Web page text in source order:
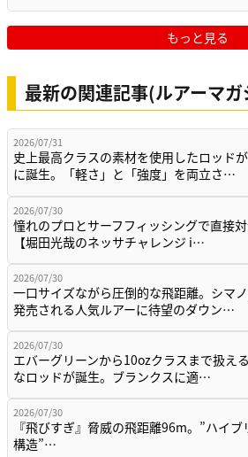
もっと見る
最新の関連記事(ルアーマ
2026/07/31
史上最高クラスの素材を使用したロッド
に誕生。「軽さ」と「強度」を両立さ…
2026/07/30
憧れのプロとサーフフィッシングで直接対
【堀田光哉のネッサチャレンジ i…
2026/07/30
一口サイズながら圧倒的な飛距離。シマ
発売される人気ルアーに待望のダウン…
2026/07/30
エバーグリーンから10ozクラスまで扱え
なロッドが誕生。ブランクスに適…
2026/07/30
『飛びすぎ』脅威の飛距離96m。”ハイブ
構造”…